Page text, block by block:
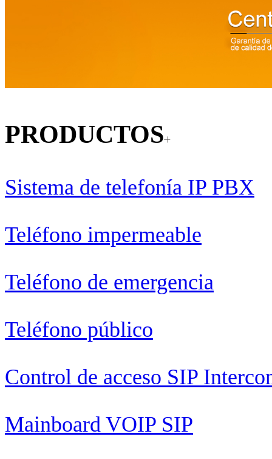
PRODUCTOS
Sistema de telefonía IP PBX
Teléfono impermeable
Teléfono de emergencia
Teléfono público
Control de acceso SIP
Mainboard VOIP SIP